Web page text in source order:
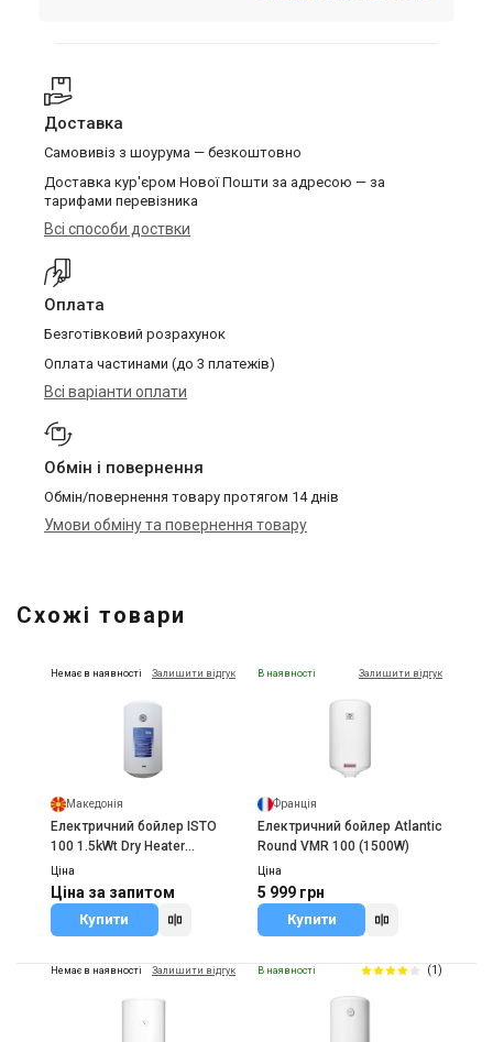
Доставка
Самовивіз з шоурума — безкоштовно
Доставка кур'єром Нової Пошти за адресою — за
тарифами перевізника
Всі способи доствки
Оплата
Безготівковий розрахунок
Оплата частинами (до 3 платежів)
Всі варіанти оплати
Обмін і повернення
Обмін/повернення товару протягом 14 днів
Умови обміну та повернення товару
Схожі товари
Немає в наявності Залишити відгук
Македонія
Електричний бойлер ISTO
100 1.5kWt Dry Heater
IVD1004415/1h
Ціна
Ціна за запитом
Купити
В наявності Залишити відгук
Франція
Електричний бойлер Atlantic
Round VMR 100 (1500W)
Ціна
5 999 грн
Купити
Немає в наявності Залишити відгук В наявності (1)